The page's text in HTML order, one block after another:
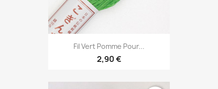
Fil Vert Pomme Pour...
2,90 €